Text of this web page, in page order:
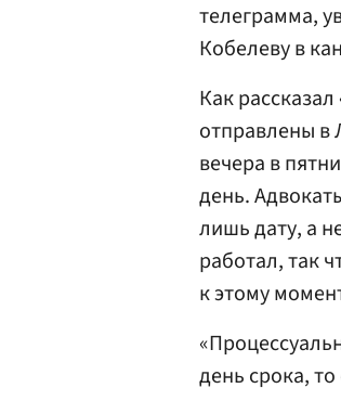
телеграмма,
Кобелеву в
Как
отправлены в
вечера в
день.
лишь дату, а
работал, так
к этому
день срока,